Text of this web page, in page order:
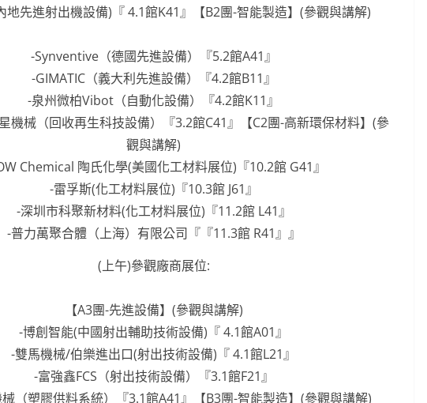
地先進射出機設備)『 4.1館K41』【B2團-智能製造】(參觀與講解)
-Synventive（德國先進設備）『5.2館A41』
-GIMATIC（義大利先進設備）『4.2館B11』
-泉州微柏Vibot（自動化設備）『4.2館K11』
機械（回收再生科技設備）『3.2館C41』【C2團-高新環保材料】(參
觀與講解)
Chemical 陶氏化學(美國化工材料展位)『10.2館 G41』
-雷孚斯(化工材料展位)『10.3館 J61』
-深圳市科聚新材料(化工材料展位)『11.2館 L41』
-普力萬聚合體（上海）有限公司『『11.3館 R41』』
(上午)參觀廠商展位:
【A3團-先進設備】(參觀與講解)
-博創智能(中國射出輔助技術設備)『 4.1館A01』
-雙馬機械/伯樂進出口(射出技術設備)『 4.1館L21』
-富強鑫FCS（射出技術設備）『3.1館F21』
（塑膠供料系統）『3.1館A41』【B3團-智能製造】(參觀與講解)